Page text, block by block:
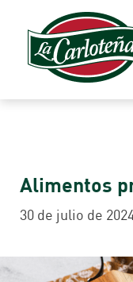
Alimentos
30 de julio de